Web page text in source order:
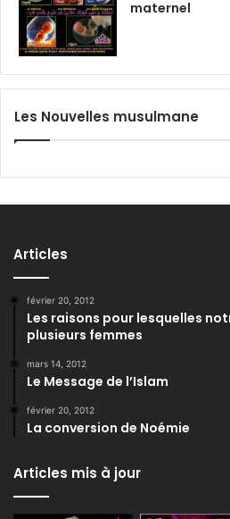
maternel
Les Nouvelles musulmane
Articles
février 20, 2012
Les raisons pour lesquelles
plusieurs femmes
mars 14, 2012
Le Message de l’Islam
février 20, 2012
La conversion de Noémie
Articles mis à jour